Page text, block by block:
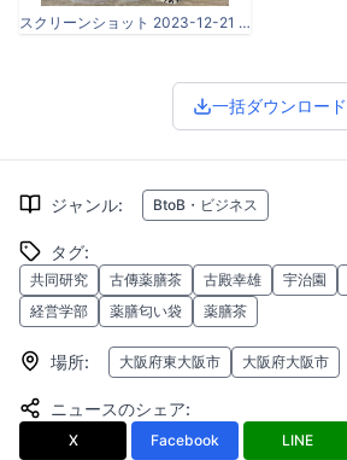
スクリーンショット 2023-12-21 135207.jpg
一括ダウンロード
ジャンル: BtoB・ビジネス
タグ:
共同研究 古傳薬膳茶 古殿幸雄 宇治園
経営学部
薬膳匂い袋 薬膳茶
場所: 大阪府東大阪市 大阪府大阪市
ニュースのシェア:
X Facebook LINE